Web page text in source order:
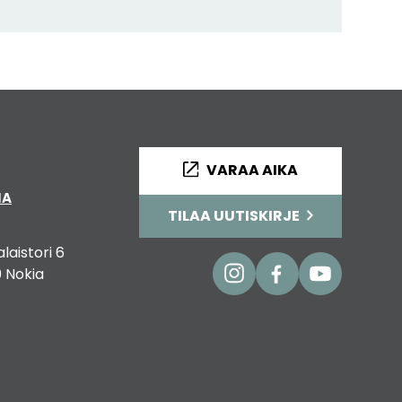
6
Nokia
VARAA AIKA
TILAA UUTISKIRJE